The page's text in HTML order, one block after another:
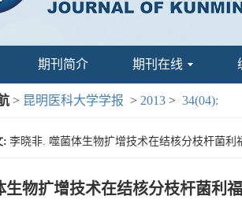
期刊简介 期刊在线
> 昆明医科大学学报 > 2013 > 34(04):
: 李晓非. 噬菌体生物扩增技术在结核分枝杆菌利
生物扩增技术在结核分枝杆菌利